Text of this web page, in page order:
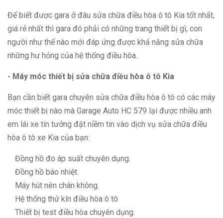
Để biết được gara ở đâu sửa chữa điều hòa ô tô Kia tốt nhất,
giá rẻ nhất thì gara đó phải có những trang thiết bị gì, con
người như thế nào mới đáp ứng được khả năng sửa chữa
những hư hỏng của hệ thống điều hòa.
- Máy móc thiết bị sửa chữa điều hòa ô tô Kia
Bạn cần biết gara chuyên sửa chữa điều hòa ô tô có các máy
móc thiết bị nào mà Garage Auto HC 579 lại được nhiều anh
em lái xe tin tưởng đặt niềm tin vào dịch vụ sửa chữa điều
hòa ô tô xe Kia của bạn:
Đồng hồ đo áp suất chuyên dụng.
Đồng hồ báo nhiệt.
Máy hút nén chân không.
Hệ thống thử kín điều hòa ô tô
Thiết bị test điều hòa chuyên dụng.